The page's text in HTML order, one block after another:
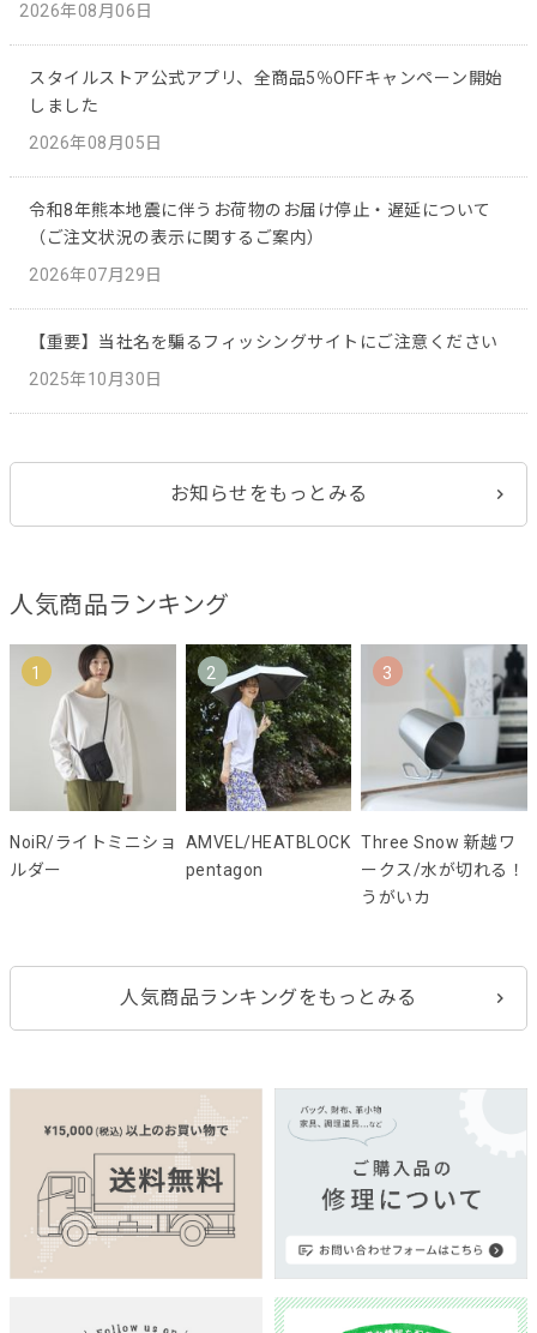
2026年08月06日
スタイルストア公式アプリ、全商品5％OFFキャンペーン開始
しました
2026年08月05日
令和8年熊本地震に伴うお荷物のお届け停止・遅延について
（ご注文状況の表示に関するご案内）
2026年07月29日
【重要】当社名を騙るフィッシングサイトにご注意ください
2025年10月30日
お知らせをもっとみる
人気商品ランキング
1
NoiR/ライトミニショ
ルダー
2
AMVEL/HEATBLOCK
pentagon
3
Three Snow 新越ワ
ークス/水が切れる！
うがいカ
人気商品ランキングをもっとみる